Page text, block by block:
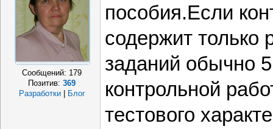
Сообщений: 179
Позитив:369
Разработки
Блог
пособия.Если
содержит только
заданий обычно
контрольной
тестового